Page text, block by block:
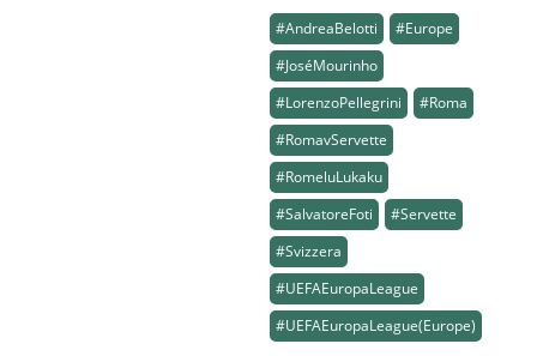
#AndreaBelotti
#Europe
#JoséMourinho
#LorenzoPellegrini
#Roma
#RomavServette
#RomeluLukaku
#SalvatoreFoti
#Servette
#Svizzera
#UEFAEuropaLeague
#UEFAEuropaLeague(Europe)